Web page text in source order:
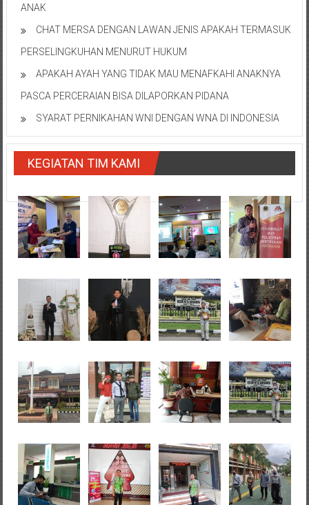
ANAK
CHAT MERSA DENGAN LAWAN JENIS APAKAH TERMASUK
PERSELINGKUHAN MENURUT HUKUM
APAKAH AYAH YANG TIDAK MAU MENAFKAHI ANAKNYA
PASCA PERCERAIAN BISA DILAPORKAN PIDANA
SYARAT PERNIKAHAN WNI DENGAN WNA DI INDONESIA
KEGIATAN TIM KAMI